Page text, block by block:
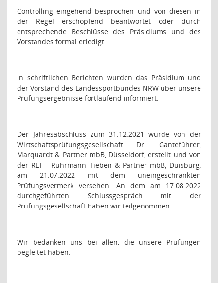
Controlling eingehend besprochen und von diesen in
der Regel erschöpfend beantwortet oder durch
entsprechende Beschlüsse des Präsidiums und des
Vorstandes formal erledigt.
In schriftlichen Berichten wurden das Präsidium und
der Vorstand des Landessportbundes NRW über unsere
Prüfungsergebnisse fortlaufend informiert.
Der Jahresabschluss zum 31.12.2021 wurde von der
Wirtschaftsprüfungsgesellschaft Dr. Ganteführer,
Marquardt & Partner mbB, Düsseldorf, erstellt und von
der RLT - Ruhrmann Tieben & Partner mbB, Duisburg,
am 21.07.2022 mit dem uneingeschränkten
Prüfungsvermerk versehen. An dem am 17.08.2022
durchgeführten Schlussgespräch mit der
Prüfungsgesellschaft haben wir teilgenommen.
Wir bedanken uns bei allen, die unsere Prüfungen
begleitet haben.